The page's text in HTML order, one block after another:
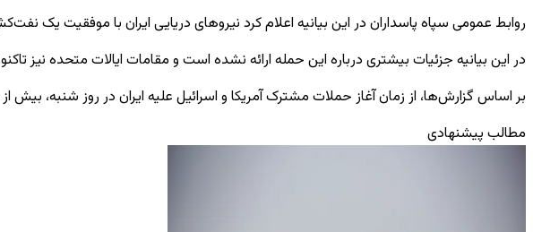
روابط عمومی سپاه پاسداران در این بیانیه‌ اعلام کرد نیروهای دریایی ایران با موفقیت یک
در این بیانیه جزئیات بیشتری درباره این حمله ارائه نشده است و مقامات ایالات متحده نیز
بر اساس گزارش‌ها، از زمان آغاز حملات مشترک آمریکا و اسرائیل علیه ایران در روز شنبه، بیش از ۹۰۰ نفر از جمله علی خامنه‌ای، رهبر ایران و شماری از مقام‌های ارشد نظامی کشته شده‌اند.
مطالب پیشنهادی